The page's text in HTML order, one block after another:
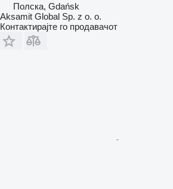
Полска, Gdańsk
Aksamit Global Sp. z o. o.
Контактирајте го продавачот